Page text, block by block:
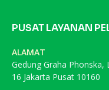
PUSAT LAYANAN
ALAMAT
Gedung Graha
16 Jakarta Pusat 10160